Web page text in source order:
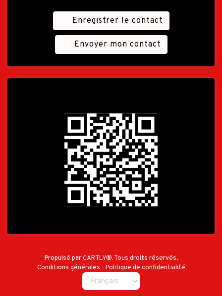
Enregistrer le contact
Envoyer mon contact
Propulsé parCARTLY®. Tous droits réservés.
Conditions générales - Politique de confidentialité